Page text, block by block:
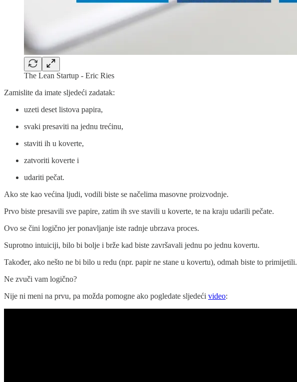
The Lean Startup - Eric Ries
Zamislite da imate sljedeći zadatak:
uzeti deset listova papira,
svaki presaviti na jednu trećinu,
staviti ih u koverte,
zatvoriti koverte i
udariti pečat.
Ako ste kao većina ljudi, vodili biste se načelima masovne proizvodnje.
Prvo biste presavili sve papire, zatim ih sve stavili u koverte, te na kraju udarili pečate.
Ovo se čini logično jer ponavljanje iste radnje ubrzava proces.
Suprotno intuiciji, bilo bi bolje i brže kad biste završavali jednu po jednu kovertu.
Također, ako nešto ne bi bilo u redu (npr. papir ne stane u kovertu), odmah biste to primijetili.
Ne zvuči vam logično?
Nije ni meni na prvu, pa možda pomogne ako pogledate sljedeći video: